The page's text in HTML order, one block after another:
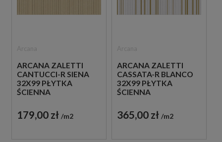
ARCANA ZALETTI
CANTUCCI-R SIENA
32X99 PŁYTKA
ŚCIENNA
179,00 zł m2
ARCANA ZALETTI
CASSATA-R BLANCO
32X99 PŁYTKA
ŚCIENNA
365,00 zł m2